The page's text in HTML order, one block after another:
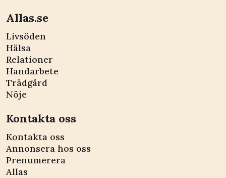
Allas.se
Livsöden
Hälsa
Relationer
Handarbete
Trädgård
Nöje
Kontakta oss
Kontakta oss
Annonsera hos oss
Prenumerera
Allas